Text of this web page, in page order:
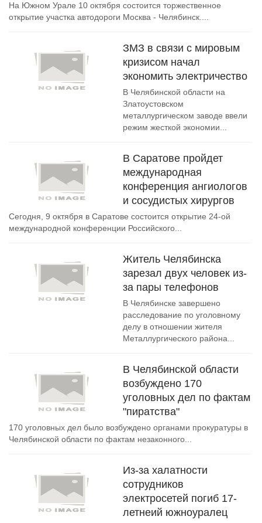
На Южном Урале 10 октября состоится торжественное
открытие участка автодороги Москва - Челябинск....
ЗМЗ в связи с мировым
кризисом начал
экономить электричество
В Челябинской области на
Златоустовском
металлургическом заводе ввели
режим жесткой экономии...
В Саратове пройдет
международная
конференция ангиологов
и сосудистых хирургов
Сегодня, 9 октября в Саратове состоится открытие 24-ой
международной конференции Российского...
Житель Челябинска
зарезал двух человек из-
за пары телефонов
В Челябинске завершено
расследование по уголовному
делу в отношении жителя
Металлургического района...
В Челябинской области
возбуждено 170
уголовных дел по фактам
"пиратства"
170 уголовных дел было возбуждено органами прокуратуры в
Челябинской области по фактам незаконного...
Из-за халатности
сотрудников
электросетей погиб 17-
летнеий южноуралец